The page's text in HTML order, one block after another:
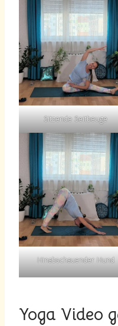
Sitzende Seitbeuge
Hinabschauender Hund
Yoga Video